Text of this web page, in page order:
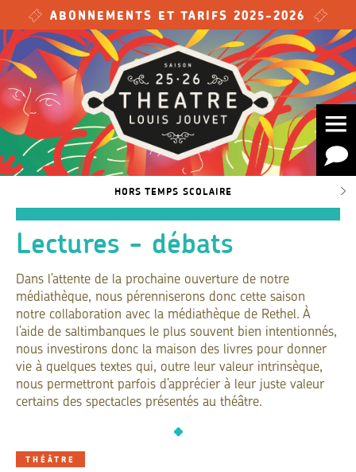
Skip to main content
ABONNEMENTS ET TARIFS 2025-2026
HORS TEMPS SCOLAIRE
Lectures - débats
Dans l’attente de la prochaine ouverture de notre
médiathèque, nous pérenniserons donc cette saison
notre collaboration avec la médiathèque de Rethel. À
l’aide de saltimbanques le plus souvent bien intentionnés,
nous investirons donc la maison des livres pour donner
vie à quelques textes qui, outre leur valeur intrinsèque,
nous permettront parfois d’apprécier à leur juste valeur
certains des spectacles présentés au théâtre.
THÉÂTRE